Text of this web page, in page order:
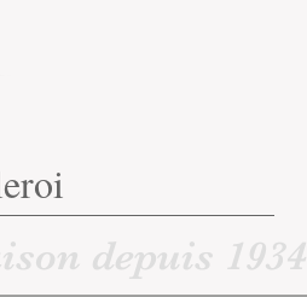
depuis 1934